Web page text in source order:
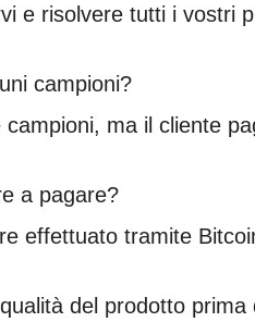
e risolvere tutti i vostri
campioni?
ma il cliente
a pagare?
effettuato tramite
del prodotto